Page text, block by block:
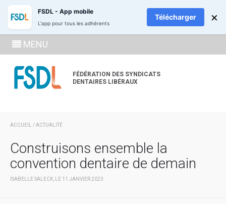
FÉDÉRATION DES SYNDICATS
DENTAIRES LIBÉRAUX
ADHÉREZ
MENU
ACCUEIL /ACTUALITÉ
Construisons ensemble la
convention dentaire de demain
ISABELLE SALECK, LE 11 JANVIER 2023
FSDL - App mobile
L'app pour tous les adhérents
Télécharger ×